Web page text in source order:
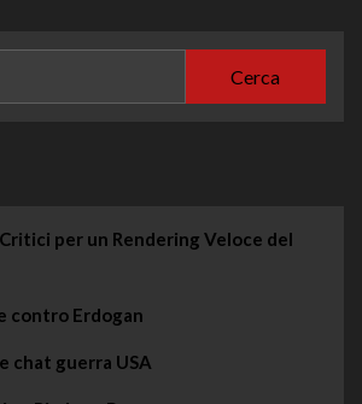
Cerca
per un Rendering Veloce del
contro Erdogan
chat guerra USA